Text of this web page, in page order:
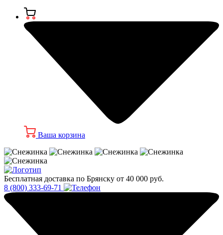
Ваша корзина
Бесплатная доставка по Брянску от 40 000 руб.
8 (800) 333-69-71